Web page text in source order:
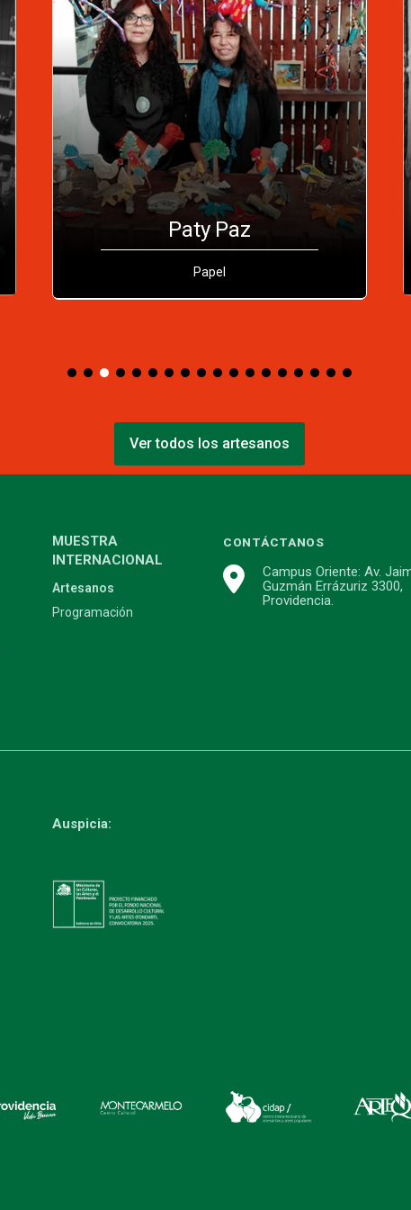
Paty Paz
Papel
Ver todos los artesanos
MUESTRA
INTERNACIONAL
Artesanos
Programación
CONTÁCTANOS
Campus Oriente: Av.
Guzmán Errázuriz 3300,
Providencia.
Auspicia: